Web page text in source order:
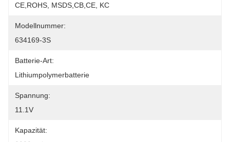
CE,ROHS, MSDS,CB,CE, KC
Modellnummer:
634169-3S
Batterie-Art:
Lithiumpolymerbatterie
Spannung:
11.1V
Kapazität: